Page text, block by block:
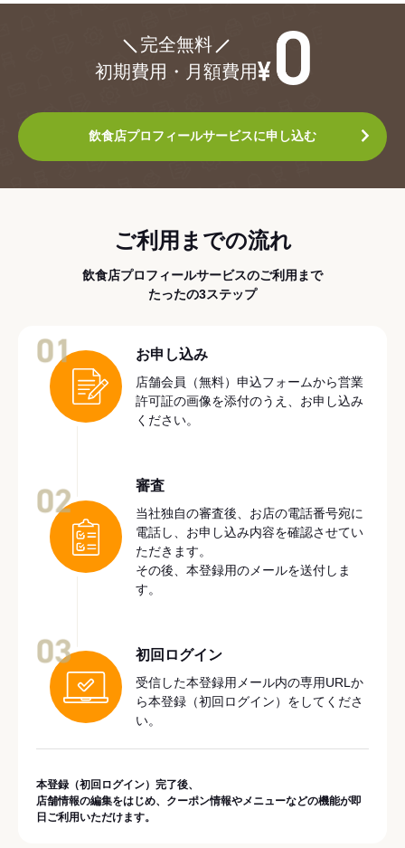
完全無料
初期費用・月額費用
飲食店プロフィールサービスに申し込む
ご利用までの流れ
飲食店プロフィールサービスのご利用まで
たったの3ステップ
お申し込み
店舗会員（無料）申込フォームから営業
許可証の画像を添付のうえ、お申し込み
ください。
審査
当社独自の審査後、お店の電話番号宛に
電話し、お申し込み内容を確認させてい
ただきます。
その後、本登録用のメールを送付しま
す。
初回ログイン
受信した本登録用メール内の専用URLか
ら本登録（初回ログイン）をしてくださ
い。
本登録（初回ログイン）完了後、
店舗情報の編集をはじめ、クーポン情報やメニューなどの機能が即
日ご利用いただけます。